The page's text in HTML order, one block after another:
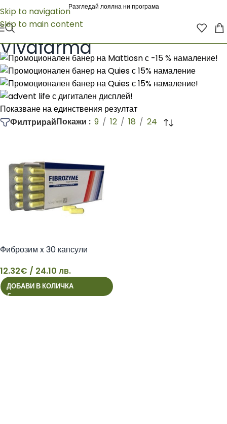
Skip to navigation
Skip to main content
Разгледай лоялна ни програма
Начало/Vivafarma
Vivafarma
Показване на единствения резултат
ФилтрирайПокажи 9 12 18 24
12
Фиброзим x 30 капсули
12.32€ / 24.10 лв.
ДОБАВИ В КОЛИЧКА